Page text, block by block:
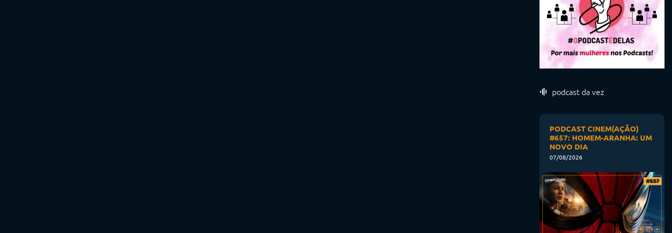
podcast da vez
PODCAST CINEM(AÇÃO)
#657: HOMEM-ARANHA: UM
NOVO DIA
07/08/2026